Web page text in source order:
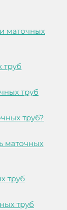
маточных
труб
труб
труб?
маточных
труб
труб